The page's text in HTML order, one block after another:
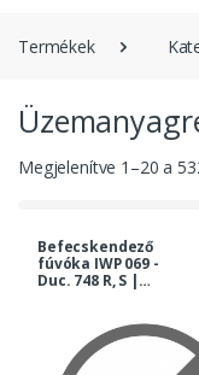
Termékek
Megjelenítve 1 –20 a
Befecskendező
fúvóka IWP 069 -
Duc. 748 R, S |